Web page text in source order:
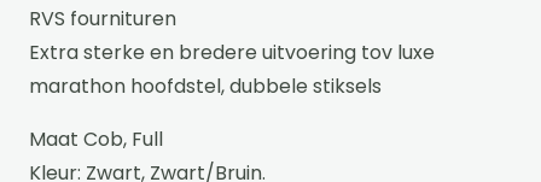
RVS fournituren
Extra sterke en bredere uitvoering tov luxe
marathon hoofdstel, dubbele stiksels
Maat Cob, Full
Kleur: Zwart, Zwart/Bruin.